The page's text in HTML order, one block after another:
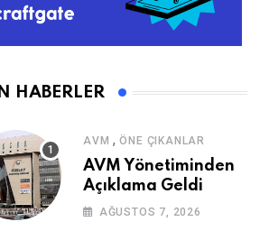
HABERLER
AVM ,ÖNE ÇIKANLAR
AVM Yönetiminden
Açıklama Geldi
AĞUSTOS 7, 2026